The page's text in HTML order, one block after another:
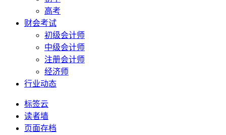
高考
财会考试
初级会计师
中级会计师
注册会计师
经济师
行业动态
标签云
读者墙
页面存档